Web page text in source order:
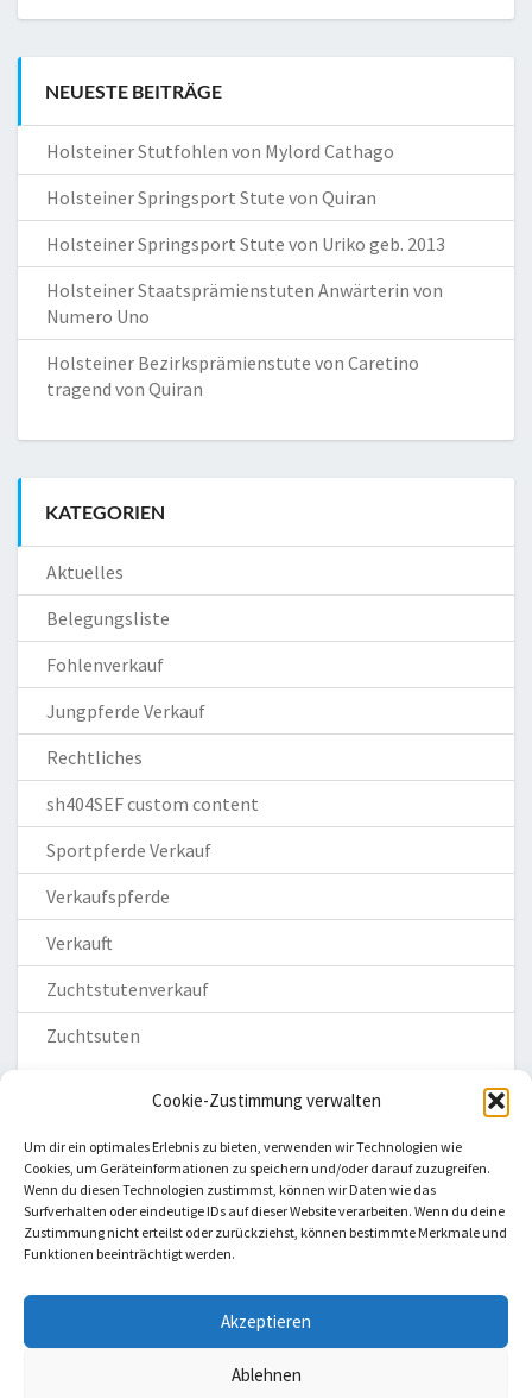
Cookie-Zustimmung verwalten
Um dir ein optimales Erlebnis zu bieten, verwenden wir Technologien wie
Cookies, um Geräteinformationen zu speichern und/oder darauf zuzugreifen.
Wenn du diesen Technologien zustimmst, können wir Daten wie das
Surfverhalten oder eindeutige IDs auf dieser Website verarbeiten. Wenn du deine
Zustimmung nicht erteilst oder zurückziehst, können bestimmte Merkmale und
Funktionen beeinträchtigt werden.
Akzeptieren
Ablehnen
NEUESTE BEITRÄGE
Holsteiner Stutfohlen von Mylord Cathago
Holsteiner Springsport Stute von Quiran
Holsteiner Springsport Stute von Uriko geb. 2013
Holsteiner Staatsprämienstuten Anwärterin von
Numero Uno
Holsteiner Bezirksprämienstute von Caretino
tragend von Quiran
KATEGORIEN
Aktuelles
Belegungsliste
Fohlenverkauf
Jungpferde Verkauf
Rechtliches
sh404SEF custom content
Sportpferde Verkauf
Verkaufspferde
Verkauft
Zuchtstutenverkauf
Zuchtsuten
Homepage
Impressum
Cookie-Richtlinie (EU)